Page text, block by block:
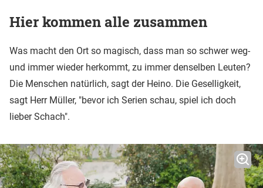
Hier kommen alle zusammen
Was macht den Ort so magisch, dass man so schwer weg-
und immer wieder herkommt, zu immer denselben Leuten?
Die Menschen natürlich, sagt der Heino. Die Geselligkeit,
sagt Herr Müller, "bevor ich Serien schau, spiel ich doch
lieber Schach".